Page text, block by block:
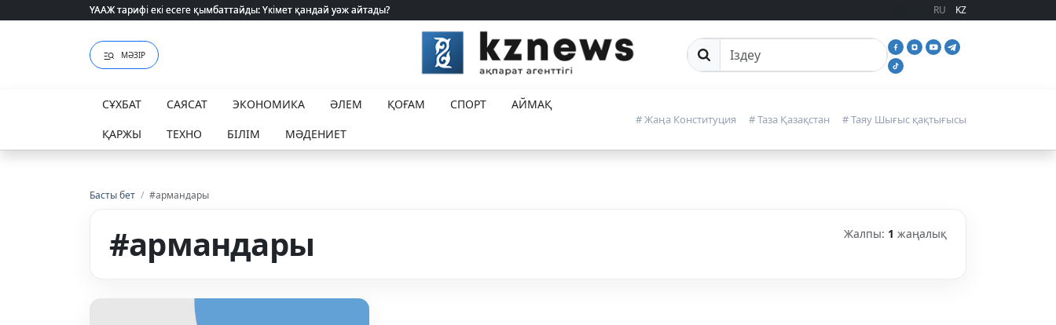
ҮААЖ тарифі екі есеге қымбаттайды: Үкімет қандай уәж айтады?
ҮААЖ тарифі екі есеге қымбаттайды: Үкімет қандай уәж айтады? RU KZ
МӘЗІР Сайттан іздеу
СҰХБАТ САЯСАТ ЭКОНОМИКА ӘЛЕМ ҚОҒАМ СПОРТ
АЙМАҚ
ҚАРЖЫ
ТЕХНО БІЛІМ МӘДЕНИЕТ
# Жаңа Конституция # Таза Қазақстан # Таяу Шығыс қақтығысы
Басты бет / #армандары
#армандары Жалпы: 1 жаңалық